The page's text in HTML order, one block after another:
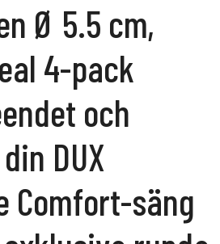
Ø 5.5 cm,
4-pack
och
DUX
Comfort-säng